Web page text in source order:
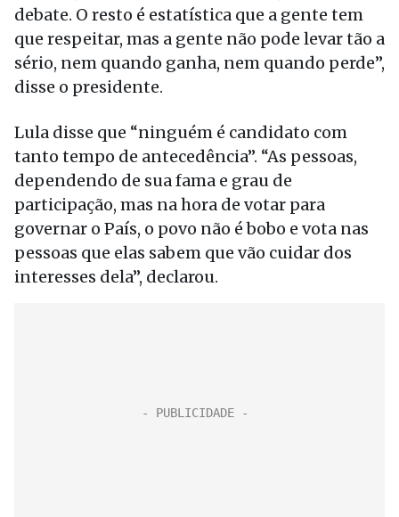
debate. O resto é estatística que a gente tem
que respeitar, mas a gente não pode levar tão a
sério, nem quando ganha, nem quando perde”,
disse o presidente.
Lula disse que “ninguém é candidato com
tanto tempo de antecedência”. “As pessoas,
dependendo de sua fama e grau de
participação, mas na hora de votar para
governar o País, o povo não é bobo e vota nas
pessoas que elas sabem que vão cuidar dos
interesses dela”, declarou.